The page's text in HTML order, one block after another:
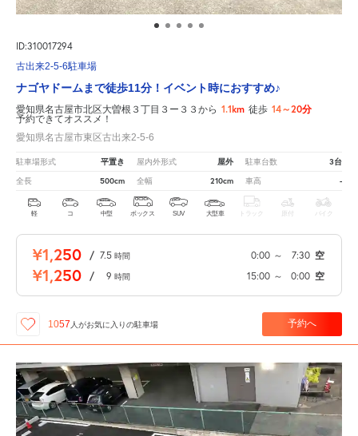
ID:310017294
古出来2-5-6駐車場
ナゴヤドームまで徒歩11分！イベント時におすすめ♪
愛知県名古屋市北区大曽根３丁目３ー３３から 1.1km 徒歩 14～20分
予約できてオススメ！
愛知県名古屋市東区古出来2-5-6
駐車場形式 平置き 屋内外形式 屋外 駐車台数 3台
全長 500cm 全幅 210cm 車高 -
軽 コ 中型 ボックス SUV 大型車 トラック 原付 バイク
¥1,250 / 7.5 時間 0:00 ～ 7:30 空
¥1,250 / 9 時間 15:00 ～ 0:00 空
1057 人がお気に入りの駐車場 予約へ